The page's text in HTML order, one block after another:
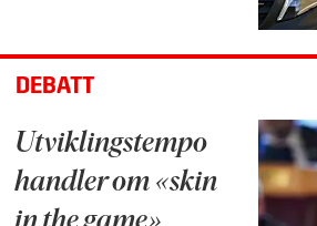
DEBATT
Utviklingstempo
handler om «skin